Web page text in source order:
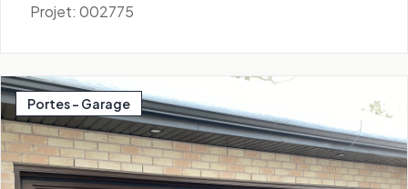
Projet: 002775
Portes - Garage